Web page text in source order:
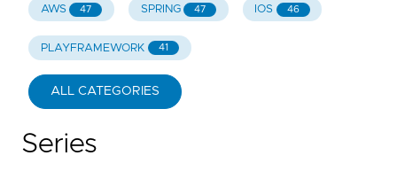
AWS 47 SPRING 47 IOS 46
PLAYFRAMEWORK 41
ALL CATEGORIES
Series